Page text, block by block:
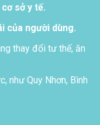
sở y tế.
của người dùng.
thay đổi tư thế, ăn
như Quy Nhơn, Bình